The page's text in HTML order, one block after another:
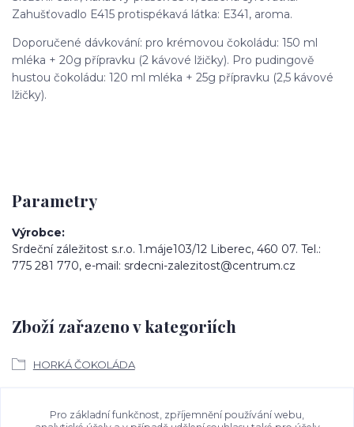
Zahušťovadlo E415 protispékavá látka: E341, aroma.
Doporučené dávkování: pro krémovou čokoládu: 150 ml
mléka + 20g přípravku (2 kávové lžičky). Pro pudingově
hustou čokoládu: 120 ml mléka + 25g přípravku (2,5 kávové
lžičky).
Parametry
Výrobce
Srdeční záležitost s.r.o. 1.máje103/12 Liberec, 460 07. Tel.:
775 281 770, e-mail: srdecni-zalezitost@centrum.cz
Zboží zařazeno v kategoriích
HORKÁ ČOKOLÁDA
Ke stažení
Pro základní funkčnost, zpříjemnění používání webu,